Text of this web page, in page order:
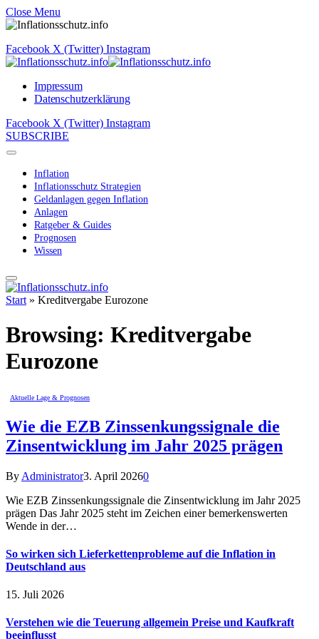
Close Menu
Facebook X (Twitter) Instagram
Impressum
Datenschutzerklärung
Facebook X (Twitter) Instagram
SUBSCRIBE
Inflation
Inflationsschutz Strategien
Geldanlagen gegen Inflation
Anlagen
Ratgeber & Guides
Prognosen
Wissen
Start » Kreditvergabe Eurozone
Browsing: Kreditvergabe
Eurozone
Aktuelle Lage & Prognosen
Wie die EZB Zinssenkungssignale die
Zinsentwicklung im Jahr 2025 prägen
By Administrator3. April 20260
Wie EZB Zinssenkungssignale die Zinsentwicklung im Jahr 2025
prägen Das Jahr 2025 steht im Zeichen einer bemerkenswerten
Wende in der…
So wirken sich Lieferkettenprobleme auf die Inflation in
Deutschland aus
15. Juli 2026
Verstehen wie die Teuerung allgemein Preise und Kaufkraft
beeinflusst